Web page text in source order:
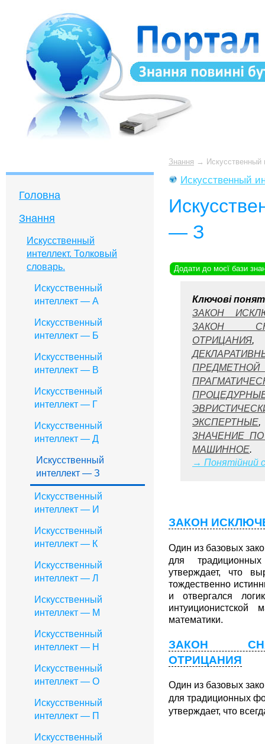
Головна
Знання
Искусственный
интеллект. Толковый
словарь.
Искусственный
интеллект — А
Искусственный
интеллект — Б
Искусственный
интеллект — B
Искусственный
интеллект — Г
Искусственный
интеллект — Д
Искусственный
интеллект — З
Искусственный
интеллект — И
Искусственный
интеллект — К
Искусственный
интеллект — Л
Искусственный
интеллект — М
Искусственный
интеллект — Н
Искусственный
интеллект — О
Искусственный
интеллект — П
Искусственный
Знання → Искусственный
Искусственный
— З
Додати до моєї бази
Ключові
ЗАКОН
ЗАКОН
ОТРИЦАНИЯ
ЭКСПЕРТНЫЕ
ЗНАЧЕНИЕ
МАШИННОЕ.
→ Понятійний
ЗАКОН
Один из базовых
для
утверждает, что
тождественно
и отвергался
интуиционистской
математики.
ЗАКОН
ОТРИЦАНИЯ
Один из базовых
для традиционных
утверждает, что